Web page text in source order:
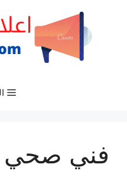
فني صحي